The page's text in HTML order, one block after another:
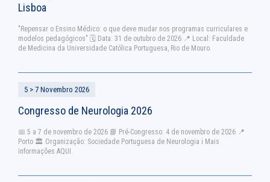
Lisboa
"Repensar o Ensino Médico: o que deve mudar nos programas curriculares e
modelos pedagógicos" 🗓 Data: 31 de outubro de 2026 📍 Local: Faculdade
de Medicina da Universidade Católica Portuguesa, Rio de Mouro.
5 > 7 Novembro 2026
Congresso de Neurologia 2026
📅 5 a 7 de novembro de 2026 📘 Pré-Congresso: 4 de novembro de 2026 📍
Porto 🏛️ Organização: Sociedade Portuguesa de Neurologia ℹ️ Mais
informações AQUI.